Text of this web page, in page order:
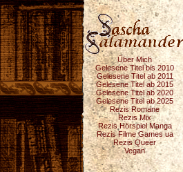
Über Mich
Gelesene Titel bis 2010
Gelesene Titel ab 2011
Gelesene Titel ab 2015
Gelesene Titel ab 2020
Gelesene Titel ab 2025
Rezis Romane
Rezis Mix
Rezis Hörspiel Manga
Rezis Filme Games ua
Rezis Queer
Vegan